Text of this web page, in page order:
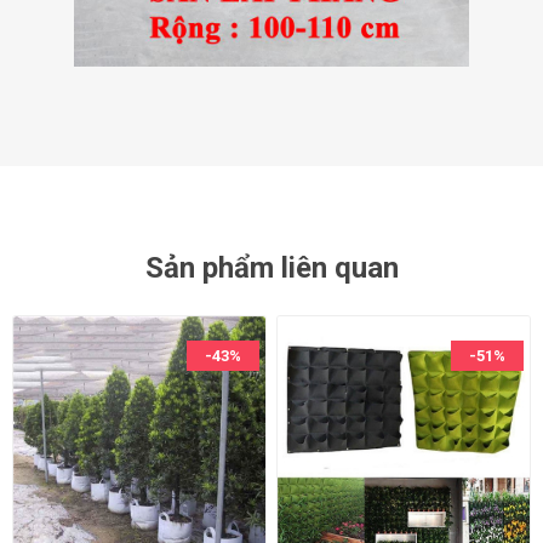
Sản phẩm liên quan
-43% -51%